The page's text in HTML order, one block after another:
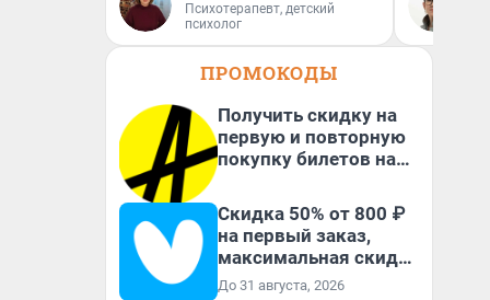
Психотерапевт, детский
психолог
ПРОМОКОДЫ
Получить скидку на
первую и повторную
покупку билетов на
Скидка 50% от 800 ₽
на первый заказ,
максимальная скидка
600 ₽
До 31 августа, 2026